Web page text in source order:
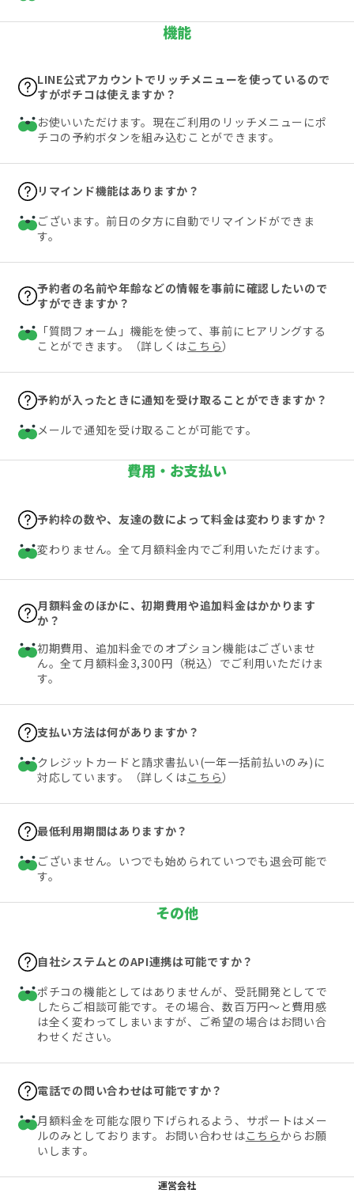
機能
LINE公式アカウントでリッチメニューを使っているので
すがポチコは使えますか？
お使いいただけます。現在ご利用のリッチメニューにポ
チコの予約ボタンを組み込むことができます。
リマインド機能はありますか？
ございます。前日の夕方に自動でリマインドができま
す。
予約者の名前や年齢などの情報を事前に確認したいので
すができますか？
「質問フォーム」機能を使って、事前にヒアリングする
ことができます。（詳しくはこちら）
予約が入ったときに通知を受け取ることができますか？
メールで通知を受け取ることが可能です。
費用・お支払い
予約枠の数や、友達の数によって料金は変わりますか？
変わりません。全て月額料金内でご利用いただけます。
月額料金のほかに、初期費用や追加料金はかかります
か？
初期費用、追加料金でのオプション機能はございませ
ん。全て月額料金3,300円（税込）でご利用いただけま
す。
支払い方法は何がありますか？
クレジットカードと請求書払い(一年一括前払いのみ)に
対応しています。（詳しくはこちら）
最低利用期間はありますか？
ございません。いつでも始められていつでも退会可能で
す。
その他
自社システムとのAPI連携は可能ですか？
ポチコの機能としてはありませんが、受託開発としてで
したらご相談可能です。その場合、数百万円〜と費用感
は全く変わってしまいますが、ご希望の場合はお問い合
わせください。
電話での問い合わせは可能ですか？
月額料金を可能な限り下げられるよう、サポートはメー
ルのみとしております。お問い合わせはこちらからお願
いします。
運営会社